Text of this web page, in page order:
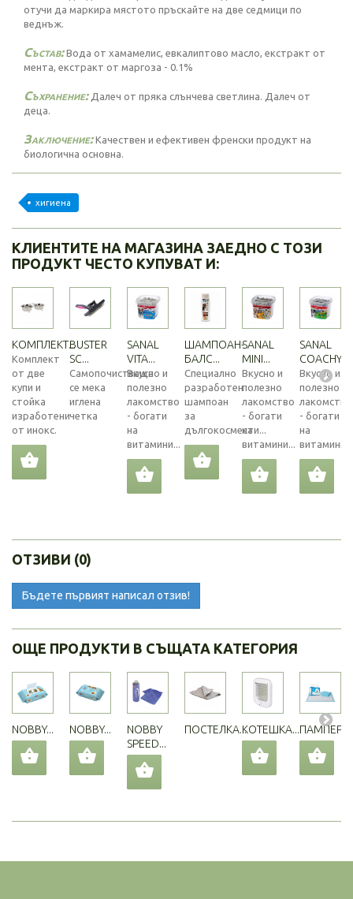
отучи да маркира мястото пръскайте на две седмици по
веднъж.
Състав:Вода от хамамелис, евкалиптово масло, екстракт от
мента, екстракт от маргоза - 0.1%
Съхранение:Далеч от пряка слънчева светлина. Далеч от
деца.
Заключение:Качествен и ефективен френски продукт на
биологична основна.
хигиена
КЛИЕНТИТЕ НА МАГАЗИНА ЗАЕДНО С ТОЗИ
ПРОДУКТ ЧЕСТО КУПУВАТ И:
КОМПЛЕКТ...
Комплект
от две
купи и
стойка
изработени
от инокс.
BUSTER
SC...
Самопочистваща
се мека
иглена
четка
SANAL
VITA...
Вкусно и
полезно
лакомство
- богати
на
витамини...
ШАМПОАН-
БАЛС...
Специално
разработен
шампоан
за
дългокосмести...
SANAL
MINI...
Вкусно и
полезно
лакомство
- богати
на
витамини...
SANAL
COACHY...
Вкусно и
полезно
лакомство
- богати
на
витамини...
ОТЗИВИ (0)
Бъдете първият написал отзив!
ОЩЕ ПРОДУКТИ В СЪЩАТА КАТЕГОРИЯ
NOBBY... NOBBY...
NOBBY
SPEED...
ПОСТЕЛКА...КОТЕШКА...